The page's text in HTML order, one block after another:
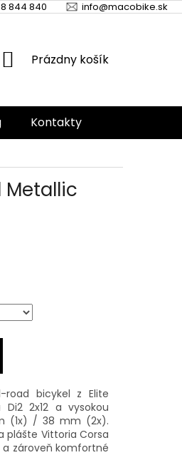
844 840 info@macobike.sk
NÁKUPNÝ
Prázdny košík
Kontakty
Metallic
bicykel z Elite
2x12 a vysokou
(1x) / 38 mm (2x).
plášte Vittoria Corsa
a zároveň komfortné